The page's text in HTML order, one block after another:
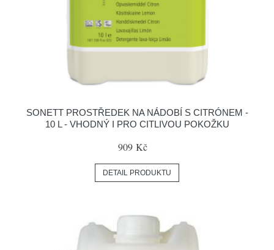
SONETT PROSTŘEDEK NA NÁDOBÍ S CITRÓNEM -
10 L - VHODNÝ I PRO CITLIVOU POKOŽKU
909 Kč
DETAIL PRODUKTU